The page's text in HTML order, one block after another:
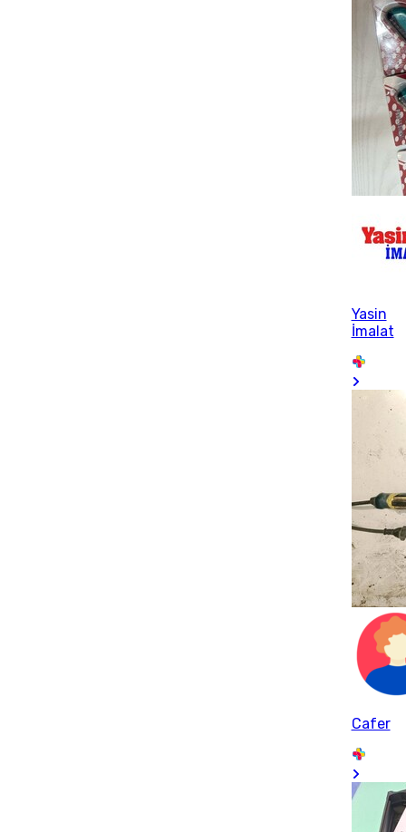
Yasin
İmalat
Cafer